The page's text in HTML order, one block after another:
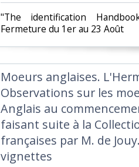
‎"The identification
Fermeture du 1er au 23 Août‎
‎Moeurs anglaises.
Observations sur les
Anglais au
faisant suite à la
françaises par M. de
vignettes‎